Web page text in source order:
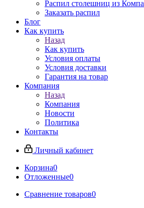
Распил столешниц из
Заказать распил
Блог
Как купить
Назад
Как купить
Условия оплаты
Условия доставки
Гарантия на товар
Компания
Назад
Компания
Новости
Политика
Контакты
Личный кабинет
Корзина0
Отложенные0
Сравнение товаров0